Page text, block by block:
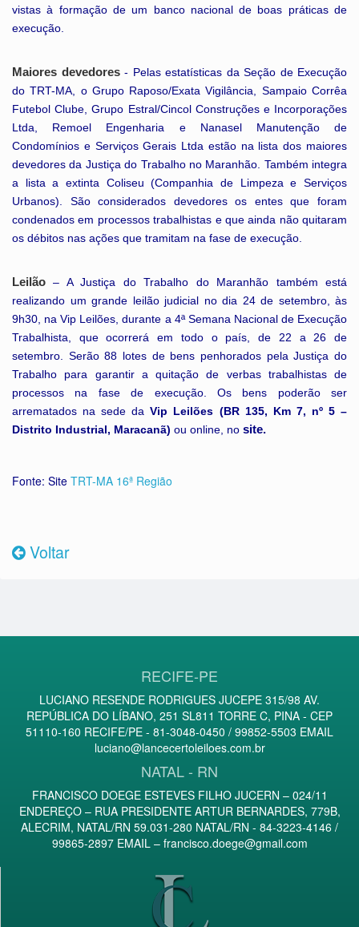
vistas à formação de um banco nacional de boas práticas de
execução.
Maiores devedores- Pelas estatísticas da Seção de Execução
do TRT-MA, o Grupo Raposo/Exata Vigilância, Sampaio Corrêa
Futebol Clube, Grupo Estral/Cincol Construções e Incorporações
Ltda, Remoel Engenharia e Nanasel Manutenção de
Condomínios e Serviços Gerais Ltda estão na lista dos maiores
devedores da Justiça do Trabalho no Maranhão. Também integra
a lista a extinta Coliseu (Companhia de Limpeza e Serviços
Urbanos). São considerados devedores os entes que foram
condenados em processos trabalhistas e que ainda não quitaram
os débitos nas ações que tramitam na fase de execução.
Leilão– A Justiça do Trabalho do Maranhão também está
realizando um grande leilão judicial no dia 24 de setembro, às
9h30, na Vip Leilões, durante a 4ª Semana Nacional de Execução
Trabalhista, que ocorrerá em todo o país, de 22 a 26 de
setembro. Serão 88 lotes de bens penhorados pela Justiça do
Trabalho para garantir a quitação de verbas trabalhistas de
processos na fase de execução. Os bens poderão ser
arrematados na sede daVip Leilões (BR 135, Km 7, nº 5 –
Distrito Industrial, Maracanã) ou online, no site.
Fonte: Site TRT-MA 16ª Região
Voltar
RECIFE-PE
LUCIANO RESENDE RODRIGUES JUCEPE 315/98 AV.
REPÚBLICA DO LÍBANO, 251 SL811 TORRE C, PINA - CEP
51110-160 RECIFE/PE - 81-3048-0450 / 99852-5503 EMAIL
luciano@lancecertoleiloes.com.br
NATAL - RN
FRANCISCO DOEGE ESTEVES FILHO JUCERN – 024/11
ENDEREÇO – RUA PRESIDENTE ARTUR BERNARDES, 779B,
ALECRIM, NATAL/RN 59.031-280 NATAL/RN - 84-3223-4146 /
99865-2897 EMAIL – francisco.doege@gmail.com